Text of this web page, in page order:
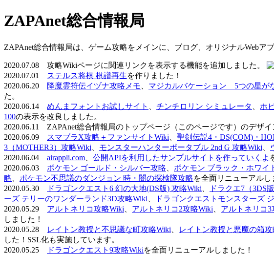
ZAPAnet総合情報局
ZAPAnet総合情報局は、ゲーム攻略をメインに、ブログ、オリジナルWeb
2020.07.08 攻略Wikiページに関連リンクを表示する機能を追加しました。
2020.07.01
ステルス将棋 棋譜再生を作りました！
2020.06.20
降魔霊符伝イヅナ攻略メモ マジカルバケーション 5つの星が
た。
2020.06.14 めんまフォントお試しサイト チンチロリン シミュレータ ホ
100の表示を改良しました。
2020.06.11 ZAPAnet総合情報局のトップページ（このページです）のデザイ
2020.06.09
スマブラX攻略＋ファンサイトWiki 聖剣伝説4・DS(COM)・
3（MOTHER3）攻略Wiki
モンスターハンターポータブル 2nd G 攻略Wiki
2020.06.04 airappli.com 公開APIを利用したサンプルサイトを作っていくよ
2020.06.03 ポケモン ゴールド・シルバー攻略 ポケモン ブラック・ホワイ
略
ポケモン不思議のダンジョン 時・闇の探検隊攻略を全面リニューアルし
2020.05.30
ドラゴンクエスト6 幻の大地(DS版) 攻略Wiki ドラクエ7（3DS
ーズ テリーのワンダーランド3D攻略Wiki
ドラゴンクエストモンスターズ
2020.05.29 アルトネリコ攻略Wiki アルトネリコ2攻略Wiki アルトネリコ3
しました！
2020.05.28
レイトン教授と不思議な町攻略Wiki レイトン教授と悪魔の箱攻
した！SSL化も実施しています。
2020.05.25
ドラゴンクエスト9攻略Wikiを全面リニューアルしました！